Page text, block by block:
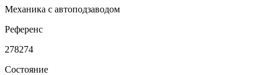
Механика с автоподзаводом
Референс
278274
Состояние